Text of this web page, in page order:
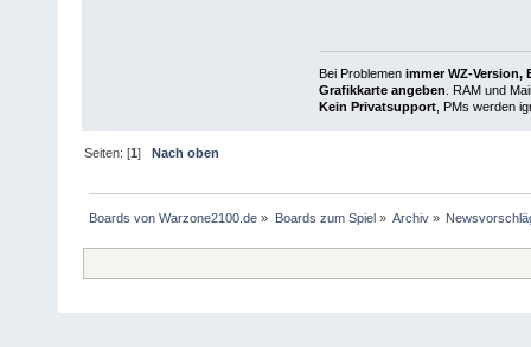
Bei Problemen immer WZ-Version,
Grafikkarte angeben . RAM und
Kein Privatsupport, PMs werden
Seiten: [1]Nach oben
Boards von Warzone2100.de » Boards zum Spiel» Archiv»